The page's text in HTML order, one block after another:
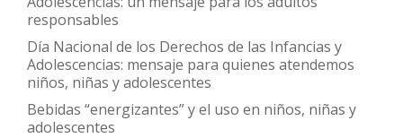
responsables
Día Nacional de los Derechos de las Infancias y
Adolescencias: mensaje para quienes atendemos
niños, niñas y adolescentes
Bebidas “energizantes” y el uso en niños, niñas y
adolescentes